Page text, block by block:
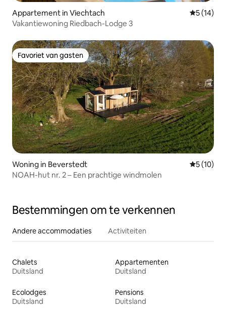
Appartement in Viechtach
5 (14)
Vakantiewoning Riedbach-Lodge 3
Favoriet van gasten
Favoriet van gasten
Woning in Beverstedt
5 (10)
NOAH-hut nr. 2 – Een prachtige windmolen
Bestemmingen om te verkennen
Andere accommodaties Activiteiten
Chalets
Duitsland
Appartementen
Duitsland
Ecolodges
Duitsland
Pensions
Duitsland